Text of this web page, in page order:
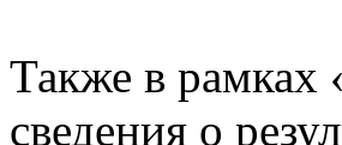
Также в рамках
сведения о